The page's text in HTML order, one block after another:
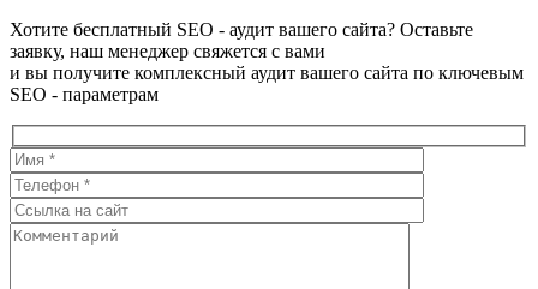
Хотите бесплатный SEO - аудит вашего сайта? Оставьте
заявку, наш менеджер свяжется с вами
и вы получите комплексный аудит вашего сайта по ключевым
SEO - параметрам